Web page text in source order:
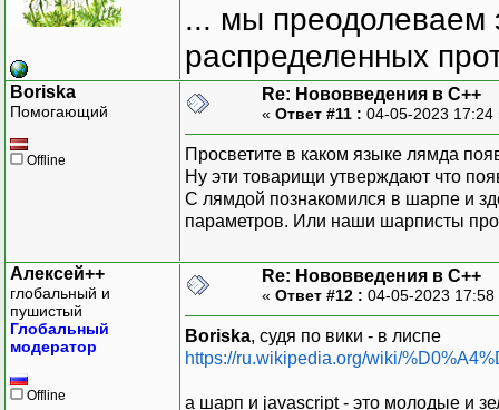
... мы преодолеваем
распределенных
Boriska
Помогающий
Offline
Re: Нововведения в С++
« Ответ #11 : 04-05-2023
Просветите в каком языке лямда
Ну эти товарищи утверждают что
С лямдой познакомился в шарпе и
параметров. Или наши шарписты
Алексей++
глобальный и
пушистый
Глобальный
модератор
Offline
Re: Нововведения в С++
« Ответ #12 : 04-05-2023
Boriska, судя по вики - в лиспе
https://ru.wikipedia.org/wiki/
а шарп и javascript - это молодые и